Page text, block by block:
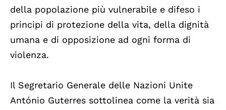
della popolazione più vulnerabile e difeso i
principi di protezione della vita, della dignità
umana e di opposizione ad ogni forma di
violenza.
Il Segretario Generale delle Nazioni Unite
António Guterres sottolinea come la verità sia